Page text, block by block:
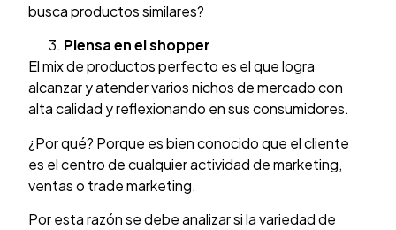
busca productos similares?
Piensa en el shopper
El mix de productos perfecto es el que logra
alcanzar y atender varios nichos de mercado con
alta calidad y reflexionando en sus consumidores.
¿Por qué? Porque es bien conocido que el cliente
es el centro de cualquier actividad de marketing,
ventas o trade marketing.
Por esta razón se debe analizar si la variedad de